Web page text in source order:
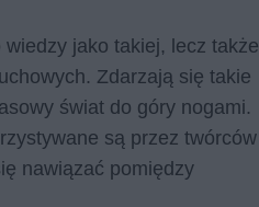
jako takiej, lecz także
Zdarzają się takie
świat do góry nogami.
są przez twórców
nawiązać pomiędzy